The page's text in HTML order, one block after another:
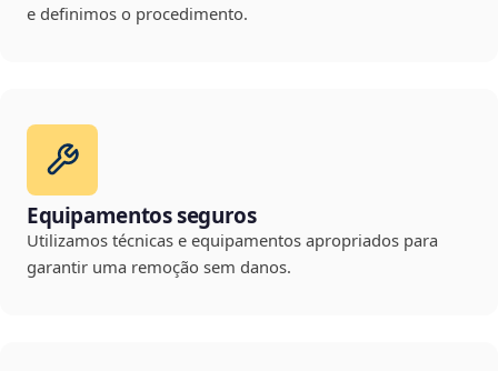
e definimos o procedimento.
Equipamentos seguros
Utilizamos técnicas e equipamentos apropriados para
garantir uma remoção sem danos.